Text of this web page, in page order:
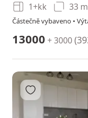
1+kk 33
Částečně vybaveno •
13000 + 3000(
Přidat do